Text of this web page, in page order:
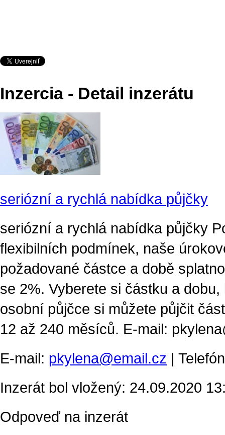
Inzercia - Detail inzerátu
seriózní a rychlá nabídka půjčky
seriózní a rychlá nabídka půjčky
flexibilních podmínek, naše
požadované částce a době
se 2%. Vyberete si částku a
osobní půjčce si můžete půjčit
12 až 240 měsíců. E-mail:
E-mail: pkylena@email.cz |
Inzerát bol vložený: 24.09.2020
Odpoveď na inzerát